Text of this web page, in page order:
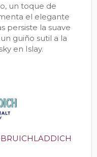
un toque de
el elegante
persiste la suave
guiño sutil a la
en Islay.